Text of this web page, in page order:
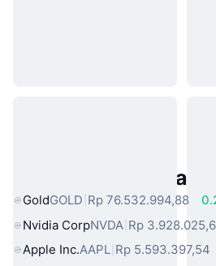
Aset Dunia Nyata
GoldGOLD Rp 76.532.994,88
Nvidia CorpNVDA Rp
Apple Inc.AAPL Rp 5.593.397,54